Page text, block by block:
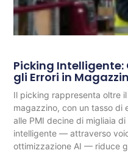
Picking Intelligente:
gli Errori in
Il picking rappresenta oltre
magazzino, con un tasso di
alle PMI decine di migliaia di
intelligente — attraverso
ottimizzazione AI — riduce